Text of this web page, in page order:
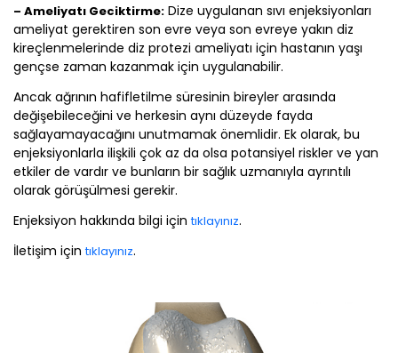
– Ameliyatı Geciktirme: Dize uygulanan sıvı enjeksiyonları
ameliyat gerektiren son evre veya son evreye yakın diz
kireçlenmelerinde diz protezi ameliyatı için hastanın yaşı
gençse zaman kazanmak için uygulanabilir.
Ancak ağrının hafifletilme süresinin bireyler arasında
değişebileceğini ve herkesin aynı düzeyde fayda
sağlayamayacağını unutmamak önemlidir. Ek olarak, bu
enjeksiyonlarla ilişkili çok az da olsa potansiyel riskler ve yan
etkiler de vardır ve bunların bir sağlık uzmanıyla ayrıntılı
olarak görüşülmesi gerekir.
Enjeksiyon hakkında bilgi içintıklayınız.
İletişim içintıklayınız.